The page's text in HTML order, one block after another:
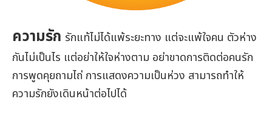
ความรัก รักแท้ไม่ได้แพ้ระยะทาง แต่จะแพ้ใจคน ตัวห่าง
กันไม่เป็นไร แต่อย่าให้ใจห่างตาม อย่าขาดการติดต่อคนรัก
การพูดคุยถามไถ่ การแสดงความเป็นห่วง สามารถทำให้
ความรักยังเดินหน้าต่อไปได้